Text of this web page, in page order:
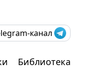
канал
Библиотека